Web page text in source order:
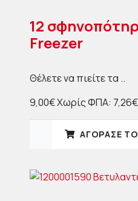
12
Freezer
Θέλετε να πιείτε τα ..
9,00€Χωρίς ΦΠΑ: 7,26€
ΑΓΟΡΑΣΈ ΤΟ